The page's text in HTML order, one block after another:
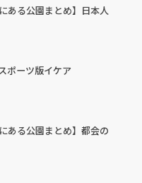
ある公園まとめ】日本人
ポーツ版イケア
ある公園まとめ】都会の